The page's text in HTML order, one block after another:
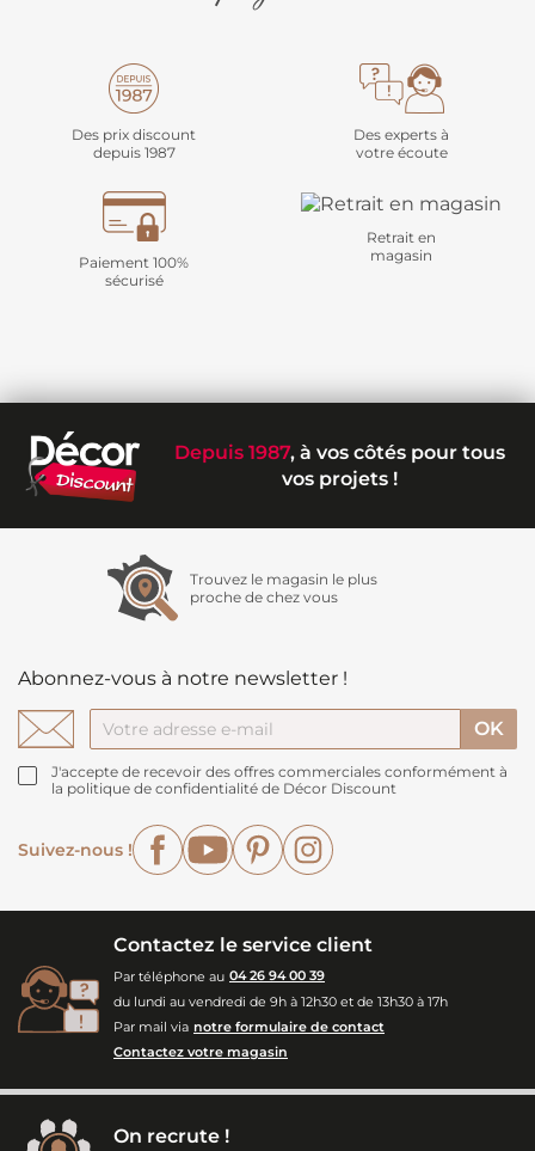
Des prix discount
depuis 1987
Des experts à
votre écoute
Paiement 100%
sécurisé
Retrait en
magasin
Depuis 1987, à vos côtés pour tous
vos projets !
Trouvez le magasin le plus
proche de chez vous
Abonnez-vous à notre newsletter !
J'accepte de recevoir des offres commerciales conformément à
la politique de confidentialité de Décor Discount
Suivez-nous !
FacebookYouTubePinterest
Contactez le service client
Par téléphone au 04 26 94 00 39
du lundi au vendredi de 9h à 12h30 et de 13h30 à 17h
Par mail via notre formulaire de contact
Contactez votre magasin
On recrute !